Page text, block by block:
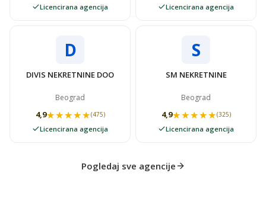
Licencirana agencija Licencirana agencija
D
DIVIS NEKRETNINE DOO
Beograd
4,9★★★★★
★★★★★(475)
Licencirana agencija
S
SM NEKRETNINE
Beograd
4,9★★★★★
★★★★★(325)
Licencirana agencija
Pogledaj sve agencije